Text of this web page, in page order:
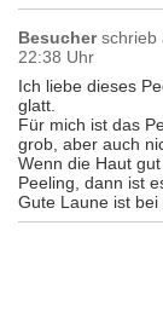
Besucher schrieb
22:38 Uhr
Ich liebe dieses
glatt.
Für mich ist das
grob, aber auch
Wenn die Haut
Peeling, dann ist
Gute Laune ist